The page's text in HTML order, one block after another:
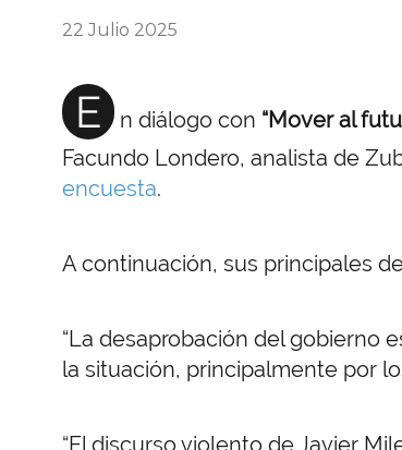
22 Julio 2025
E n diálogo con “Mover al
Facundo Londero, analista de
encuesta.
A continuación, sus principales
“La desaprobación del gobierno
la situación, principalmente por
“El discurso violento de Javier